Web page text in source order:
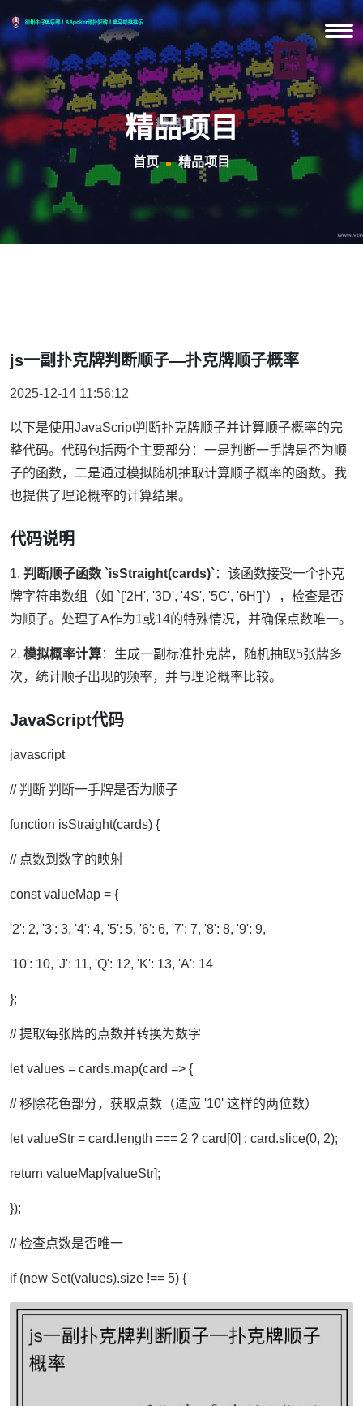
精品项目
首页 精品项目
js一副扑克牌判断顺子—扑克牌顺子概率
2025-12-14 11:56:12
以下是使用JavaScript判断扑克牌顺子并计算顺子概率的完
整代码。代码包括两个主要部分：一是判断一手牌是否为顺
子的函数，二是通过模拟随机抽取计算顺子概率的函数。我
也提供了理论概率的计算结果。
代码说明
1. 判断顺子函数 `isStraight(cards)`：该函数接受一个扑克
牌字符串数组（如 `['2H', '3D', '4S', '5C', '6H']`），检查是否
为顺子。处理了A作为1或14的特殊情况，并确保点数唯一。
2. 模拟概率计算：生成一副标准扑克牌，随机抽取5张牌多
次，统计顺子出现的频率，并与理论概率比较。
JavaScript代码
javascript
// 判断 判断一手牌是否为顺子
function isStraight(cards) {
// 点数到数字的映射
const valueMap = {
'2': 2, '3': 3, '4': 4, '5': 5, '6': 6, '7': 7, '8': 8, '9': 9,
'10': 10, 'J': 11, 'Q': 12, 'K': 13, 'A': 14
};
// 提取每张牌的点数并转换为数字
let values = cards.map(card => {
// 移除花色部分，获取点数（适应 '10' 这样的两位数）
let valueStr = card.length === 2 ? card[0] : card.slice(0, 2);
return valueMap[valueStr];
});
// 检查点数是否唯一
if (new Set(values).size !== 5) {